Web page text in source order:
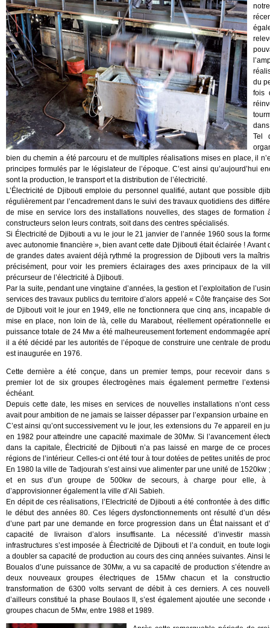
du
fois
Tel
bien du chemin a été parcouru et de multiples réalisations mises en place, il
principes formulés par le législateur de l’époque. C’est ainsi qu’aujourd’hui
sont la production, le transport et la distribution de l’électricité.
L’Électricité de Djibouti emploie du personnel qualifié, autant que possible
régulièrement par l’encadrement dans le suivi des travaux quotidiens des
de mise en service lors des installations nouvelles, des stages de
constructeurs selon leurs contrats, soit dans des centres spécialisés.
Si Électricité de Djibouti a vu le jour le 21 janvier de l’année 1960 sous la
avec autonomie financière », bien avant cette date Djibouti était éclairée !
de grandes dates avaient déjà rythmé la progression de Djibouti vers la
précisément, pour voir les premiers éclairages des axes principaux de la
précurseur de l’électricité à Djibouti.
Par la suite, pendant une vingtaine d’années, la gestion et l’exploitation de
services des travaux publics du territoire d’alors appelé « Côte française des
de Djibouti voit le jour en 1949, elle ne fonctionnera que cinq ans, incapable
mise en place, non loin de là, celle du Marabout, réellement opérationnelle
puissance totale de 24 Mw a été malheureusement fortement endommagée
il a été décidé par les autorités de l’époque de construire une centrale de
est inaugurée en 1976.
Cette dernière a été conçue, dans un premier temps, pour recevoir dans
premier lot de six groupes électrogènes mais également permettre
échéant.
Depuis cette date, les mises en services de nouvelles installations n’ont
avait pour ambition de ne jamais se laisser dépasser par l’expansion urbaine
C’est ainsi qu’ont successivement vu le jour, les extensions du 7e appareil en
en 1982 pour atteindre une capacité maximale de 30Mw. Si l’avancement
dans la capitale, Électricité de Djibouti n’a pas laissé en marge de ce
régions de l’intérieur. Celles-ci ont été tour à tour dotées de petites unités de
En 1980 la ville de Tadjourah s’est ainsi vue alimenter par une unité de 1520kw
et en sus d’un groupe de 500kw de secours, à charge pour elle, à
d’approvisionner également la ville d’Ali Sabieh.
En dépit de ces réalisations, l’Electricité de Djibouti a été confrontée à des
le début des années 80. Ces légers dysfonctionnements ont résulté d’un
d’une part par une demande en force progression dans un État naissant et
capacité de livraison d’alors insuffisante. La nécessité d’investir
infrastructures s’est imposée à Électricité de Djibouti et l’a conduit, en toute
a doubler sa capacité de production au cours des cinq années suivantes. Ainsi
Boualos d’une puissance de 30Mw, a vu sa capacité de production s’étendre
deux nouveaux groupes électriques de 15Mw chacun et la
transformation de 6300 volts servant de débit à ces derniers. A ces
d’ailleurs constitué la phase Boulaos II, s’est également ajoutée une seconde
groupes chacun de 5Mw, entre 1988 et 1989.